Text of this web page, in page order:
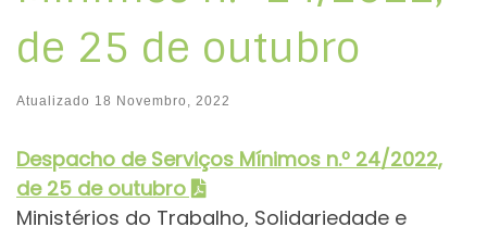
de 25 de outubro
Atualizado 18 Novembro, 2022
Despacho de Serviços Mínimos n.º 24/2022,
de 25 de outubro
Ministérios do Trabalho, Solidariedade e